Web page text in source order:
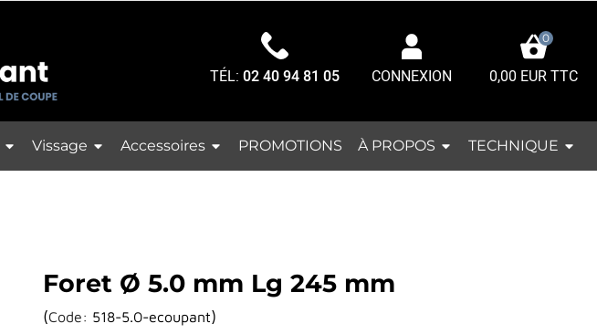
TÉL:02 40 94 81 05 CONNEXION
0
0,00 EUR TTC
Vissage Accessoires PROMOTIONS À PROPOS TECHNIQUE
Foret Ø 5.0 mm Lg 245 mm
(Code: 518-5.0-ecoupant)